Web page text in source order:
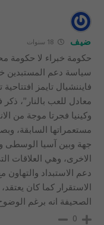
ضيف 18 سنوات
حكومة خبراء لا حكومة
سياسة دعم المستبدين
فايننشيال تايمز
معادل للعب بالنار”،
وكينيا فجرتا موجة من
مستعمراتها السابقة،
جهة وبين آسيا الوسطى
الاخرى، وهي العلاقات
دعم الاستبداد
الاستقرار كما كان
الصحيفة انه برغم
0